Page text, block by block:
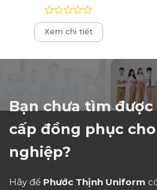
Được
xếp
hạng
Xem chi tiết
Bạn chưa tìm
cấp đồng phục
nghiệp?
Hãy để Phước Thịnh Uniform